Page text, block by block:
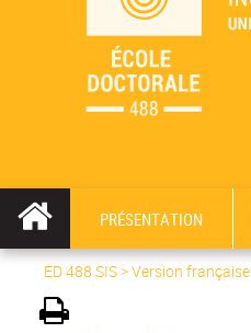
PRÉSENTATION
ED 488 SIS>Version française